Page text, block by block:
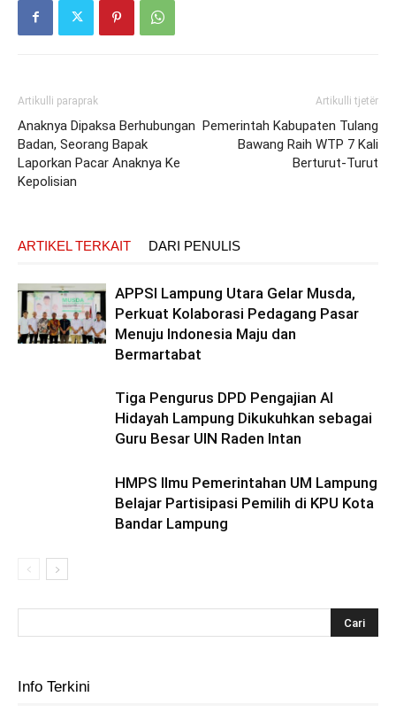
Artikulli paraprak
Anaknya Dipaksa Berhubungan
Badan, Seorang Bapak
Laporkan Pacar Anaknya Ke
Kepolisian
Artikulli tjetër
Pemerintah Kabupaten Tulang
Bawang Raih WTP 7 Kali
Berturut-Turut
ARTIKEL TERKAIT DARI PENULIS
APPSI Lampung Utara Gelar Musda,
Perkuat Kolaborasi Pedagang Pasar
Menuju Indonesia Maju dan
Bermartabat
Tiga Pengurus DPD Pengajian Al
Hidayah Lampung Dikukuhkan sebagai
Guru Besar UIN Raden Intan
HMPS Ilmu Pemerintahan UM Lampung
Belajar Partisipasi Pemilih di KPU Kota
Bandar Lampung
Info Terkini